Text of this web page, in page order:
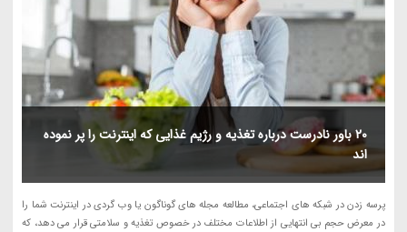
20 باور نادرست درباره تغذیه و رژیم غذایی که اینترنت را پر نموده
اند
پرسه زدن در شبکه های اجتماعی، مطالعه مجله های گوناگون یا وب گردی در اینترنت شما را
در معرض حجم بی انتهایی از اطلاعات مختلف در خصوص تغذیه و سلامتی قرار می دهد، که